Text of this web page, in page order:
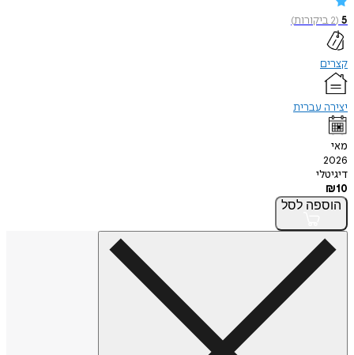
5
(
2ביקורות)
קצרים
יצירה עברית
מאי
2026
דיגיטלי
₪10
הוספה לסל